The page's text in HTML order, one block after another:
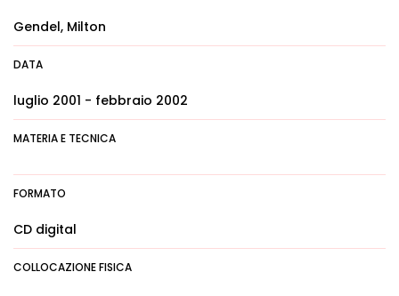
Gendel, Milton
DATA
luglio 2001 - febbraio 2002
MATERIA E TECNICA
FORMATO
CD digital
COLLOCAZIONE FISICA